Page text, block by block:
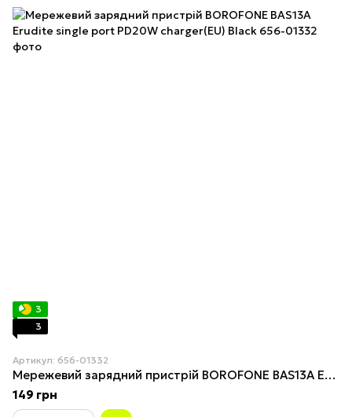
3
3
Артикул: 656-01332
Мережевий зарядний пристрій BOROFONE BAS13A Erudite single port PD20W charger(EU) Black
149 грн